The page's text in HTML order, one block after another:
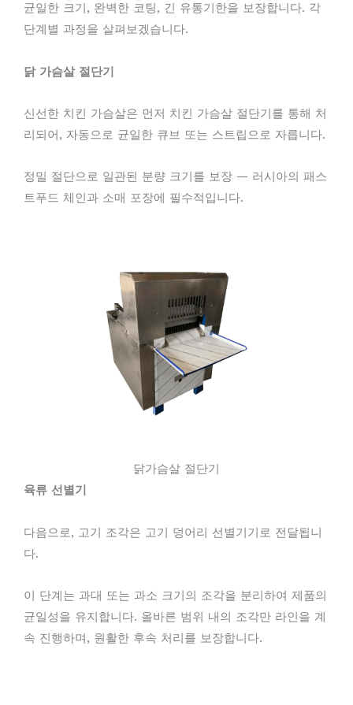
균일한 크기, 완벽한 코팅, 긴 유통기한을 보장합니다. 각
단계별 과정을 살펴보겠습니다.
닭 가슴살 절단기
신선한 치킨 가슴살은 먼저 치킨 가슴살 절단기를 통해 처
리되어, 자동으로 균일한 큐브 또는 스트립으로 자릅니다.
정밀 절단으로 일관된 분량 크기를 보장 — 러시아의 패스
트푸드 체인과 소매 포장에 필수적입니다.
닭가슴살 절단기
육류 선별기
다음으로, 고기 조각은 고기 덩어리 선별기기로 전달됩니
다.
이 단계는 과대 또는 과소 크기의 조각을 분리하여 제품의
균일성을 유지합니다. 올바른 범위 내의 조각만 라인을 계
속 진행하며, 원활한 후속 처리를 보장합니다.